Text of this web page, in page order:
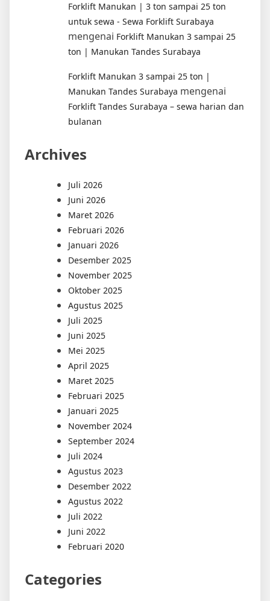
Forklift Manukan | 3 ton sampai 25 ton
untuk sewa - Sewa Forklift Surabaya
mengenai Forklift Manukan 3 sampai 25
ton | Manukan Tandes Surabaya
Forklift Manukan 3 sampai 25 ton |
Manukan Tandes Surabaya mengenai
Forklift Tandes Surabaya – sewa harian dan
bulanan
Archives
Juli 2026
Juni 2026
Maret 2026
Februari 2026
Januari 2026
Desember 2025
November 2025
Oktober 2025
Agustus 2025
Juli 2025
Juni 2025
Mei 2025
April 2025
Maret 2025
Februari 2025
Januari 2025
November 2024
September 2024
Juli 2024
Agustus 2023
Desember 2022
Agustus 2022
Juli 2022
Juni 2022
Februari 2020
Categories